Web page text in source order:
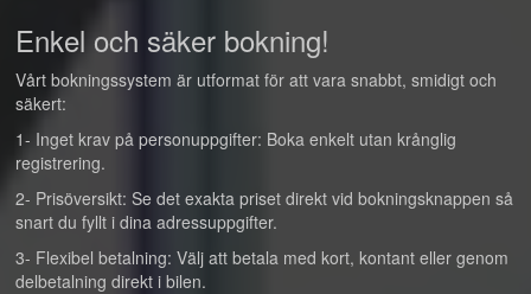
Enkel och säker bokning!
Vårt bokningssystem är utformat för att vara snabbt, smidigt och
säkert:
1- Inget krav på personuppgifter: Boka enkelt utan krånglig
registrering.
2- Prisöversikt: Se det exakta priset direkt vid bokningsknappen så
snart du fyllt i dina adressuppgifter.
3- Flexibel betalning: Välj att betala med kort, kontant eller genom
delbetalning direkt i bilen.